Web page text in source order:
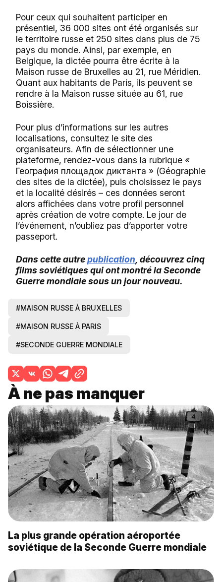
Pour ceux qui souhaitent participer en
présentiel, 36 000 sites ont été organisés sur
le territoire russe et 250 sites dans plus de 75
pays du monde. Ainsi, par exemple, en
Belgique, la dictée pourra être écrite à la
Maison russe de Bruxelles au 21, rue Méridien.
Quant aux habitants de Paris, ils peuvent se
rendre à la Maison russe située au 61, rue
Boissière.
Pour plus d’informations sur les autres
localisations, consultez le site des
organisateurs. Afin de sélectionner une
plateforme, rendez-vous dans la rubrique «
География площадок диктанта » (Géographie
des sites de la dictée), puis choisissez le pays
et la localité désirés – ces données seront
alors affichées dans votre profil personnel
après création de votre compte. Le jour de
l’événement, n’oubliez pas d’apporter votre
passeport.
Dans cette autrepublication , découvrez cinq
films soviétiques qui ont montré la Seconde
Guerre mondiale sous un jour nouveau.
#MAISON RUSSE À BRUXELLES
#MAISON RUSSE À PARIS
#SECONDE GUERRE MONDIALE
À ne pas manquer
La plus grande opération aéroportée
soviétique de la Seconde Guerre mondiale